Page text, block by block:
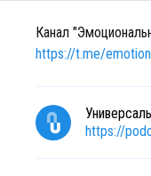
Канал
https://t.me/
https://